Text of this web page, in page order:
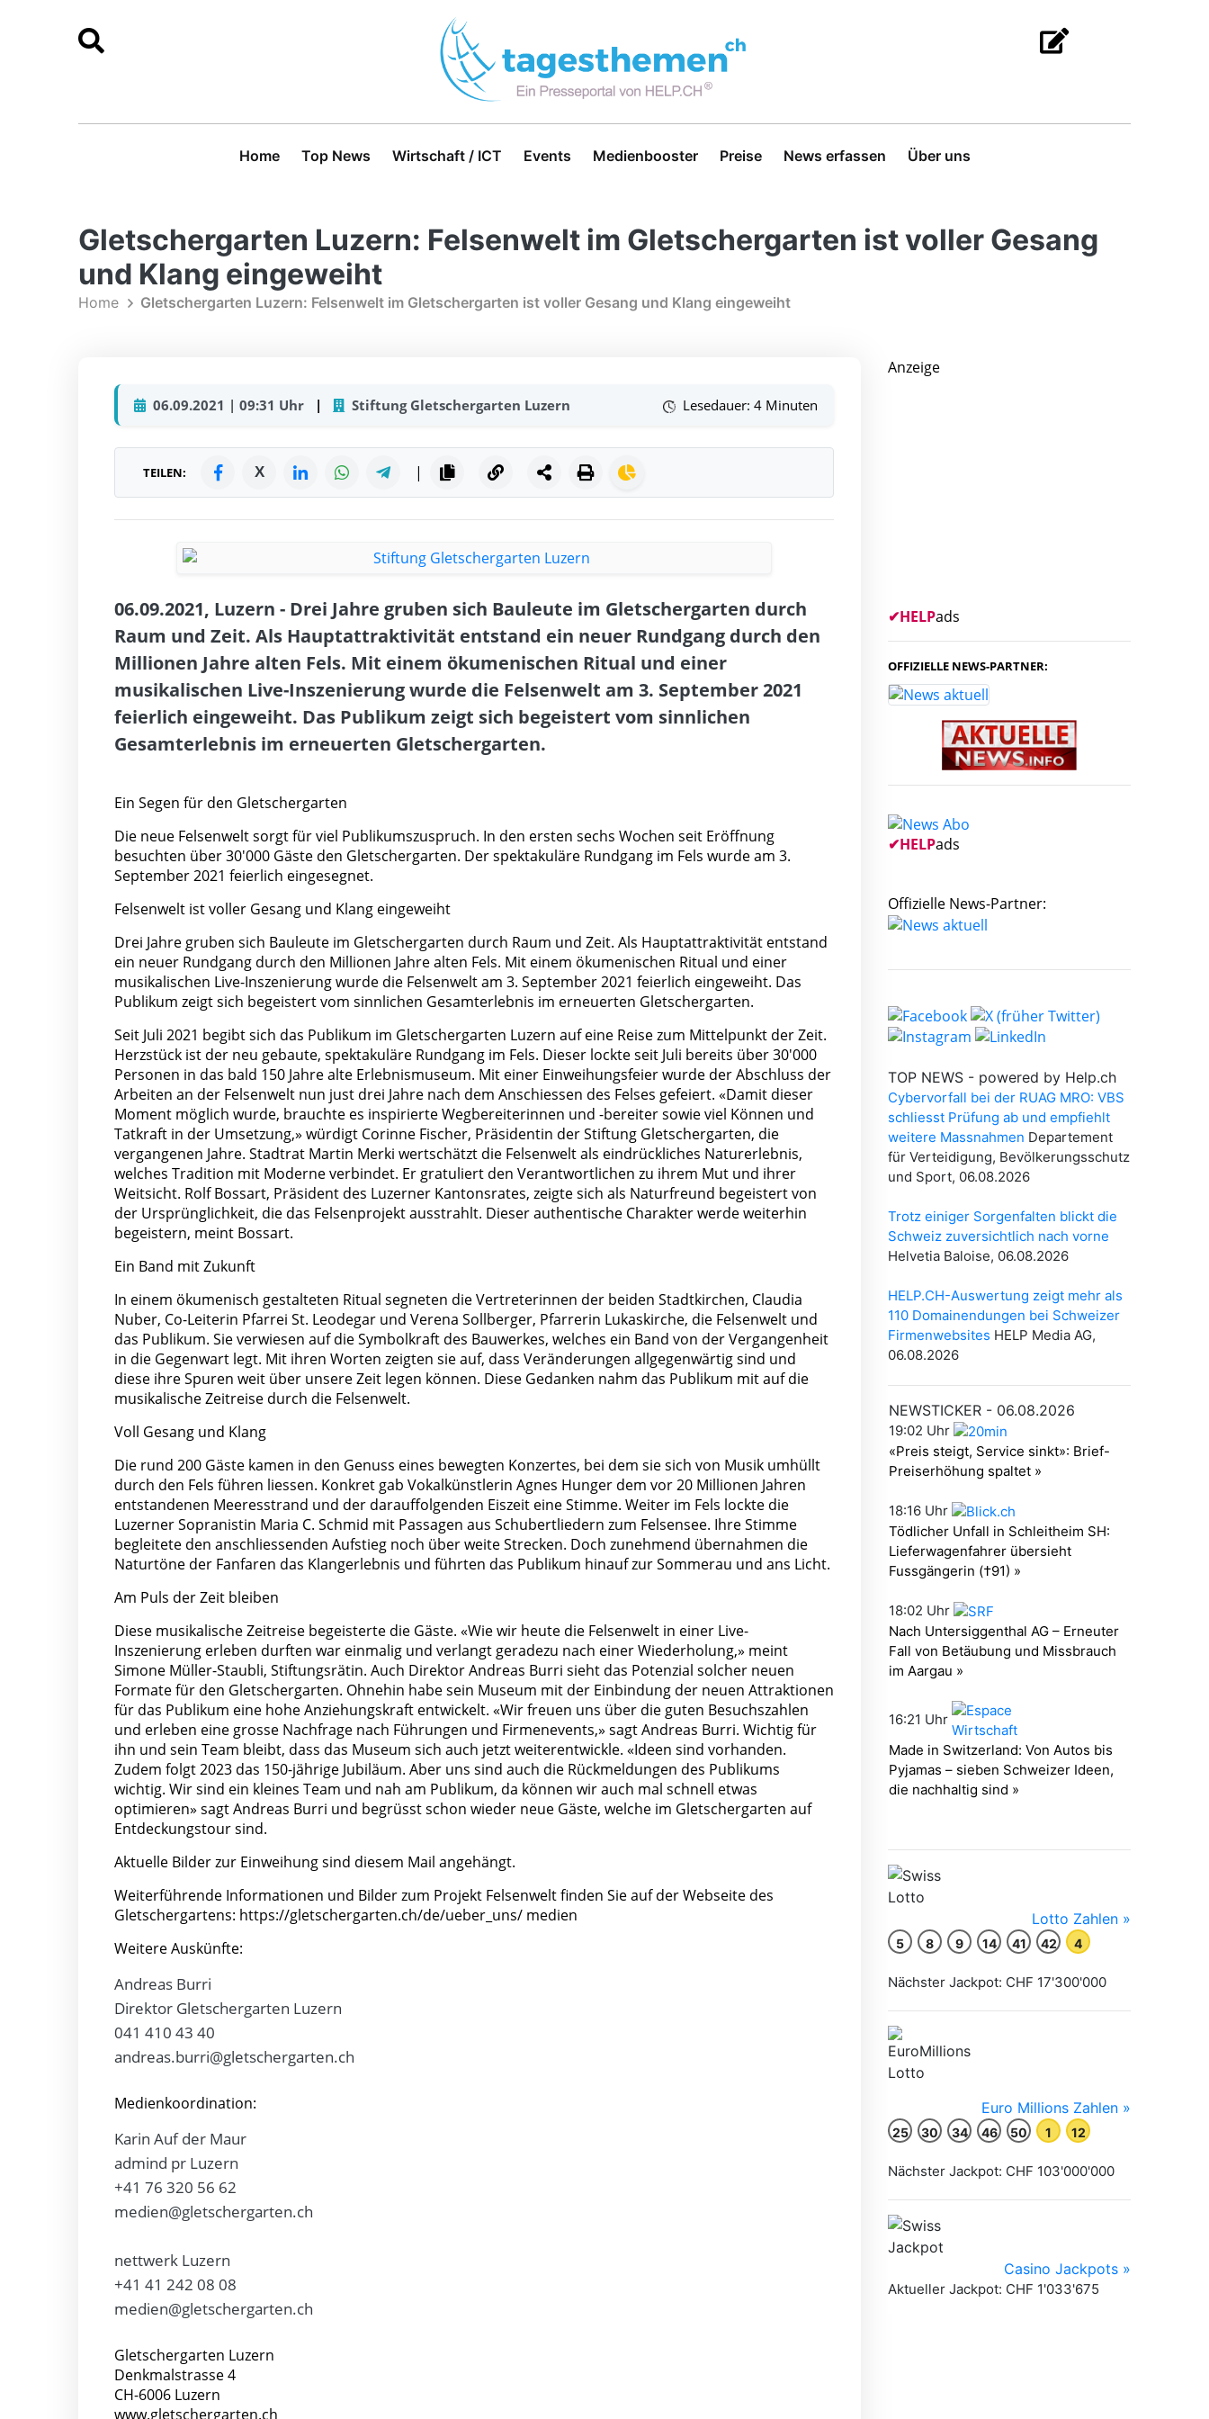
Home Top News Wirtschaft / ICT Events Medienbooster Preise News erfassen Über uns
Gletschergarten Luzern: Felsenwelt im Gletschergarten ist voller Gesang
und Klang eingeweiht
Home Gletschergarten Luzern: Felsenwelt im Gletschergarten ist voller Gesang und Klang eingeweiht
06.09.2021 | 09:31 Uhr | Stiftung Gletschergarten Luzern Lesedauer: 4 Minuten
TEILEN: X |
06.09.2021, Luzern - Drei Jahre gruben sich Bauleute im Gletschergarten durch
Raum und Zeit. Als Hauptattraktivität entstand ein neuer Rundgang durch den
Millionen Jahre alten Fels. Mit einem ökumenischen Ritual und einer
musikalischen Live-Inszenierung wurde die Felsenwelt am 3. September 2021
feierlich eingeweiht. Das Publikum zeigt sich begeistert vom sinnlichen
Gesamterlebnis im erneuerten Gletschergarten.
Ein Segen für den Gletschergarten
Die neue Felsenwelt sorgt für viel Publikumszuspruch. In den ersten sechs Wochen seit Eröffnung
besuchten über 30'000 Gäste den Gletschergarten. Der spektakuläre Rundgang im Fels wurde am 3.
September 2021 feierlich eingesegnet.
Felsenwelt ist voller Gesang und Klang eingeweiht
Drei Jahre gruben sich Bauleute im Gletschergarten durch Raum und Zeit. Als Hauptattraktivität entstand
ein neuer Rundgang durch den Millionen Jahre alten Fels. Mit einem ökumenischen Ritual und einer
musikalischen Live-Inszenierung wurde die Felsenwelt am 3. September 2021 feierlich eingeweiht. Das
Publikum zeigt sich begeistert vom sinnlichen Gesamterlebnis im erneuerten Gletschergarten.
Seit Juli 2021 begibt sich das Publikum im Gletschergarten Luzern auf eine Reise zum Mittelpunkt der Zeit.
Herzstück ist der neu gebaute, spektakuläre Rundgang im Fels. Dieser lockte seit Juli bereits über 30'000
Personen in das bald 150 Jahre alte Erlebnismuseum. Mit einer Einweihungsfeier wurde der Abschluss der
Arbeiten an der Felsenwelt nun just drei Jahre nach dem Anschiessen des Felses gefeiert. «Damit dieser
Moment möglich wurde, brauchte es inspirierte Wegbereiterinnen und -bereiter sowie viel Können und
Tatkraft in der Umsetzung,» würdigt Corinne Fischer, Präsidentin der Stiftung Gletschergarten, die
vergangenen Jahre. Stadtrat Martin Merki wertschätzt die Felsenwelt als eindrückliches Naturerlebnis,
welches Tradition mit Moderne verbindet. Er gratuliert den Verantwortlichen zu ihrem Mut und ihrer
Weitsicht. Rolf Bossart, Präsident des Luzerner Kantonsrates, zeigte sich als Naturfreund begeistert von
der Ursprünglichkeit, die das Felsenprojekt ausstrahlt. Dieser authentische Charakter werde weiterhin
begeistern, meint Bossart.
Ein Band mit Zukunft
In einem ökumenisch gestalteten Ritual segneten die Vertreterinnen der beiden Stadtkirchen, Claudia
Nuber, Co-Leiterin Pfarrei St. Leodegar und Verena Sollberger, Pfarrerin Lukaskirche, die Felsenwelt und
das Publikum. Sie verwiesen auf die Symbolkraft des Bauwerkes, welches ein Band von der Vergangenheit
in die Gegenwart legt. Mit ihren Worten zeigten sie auf, dass Veränderungen allgegenwärtig sind und
diese ihre Spuren weit über unsere Zeit legen können. Diese Gedanken nahm das Publikum mit auf die
musikalische Zeitreise durch die Felsenwelt.
Voll Gesang und Klang
Die rund 200 Gäste kamen in den Genuss eines bewegten Konzertes, bei dem sie sich von Musik umhüllt
durch den Fels führen liessen. Konkret gab Vokalkünstlerin Agnes Hunger dem vor 20 Millionen Jahren
entstandenen Meeresstrand und der darauffolgenden Eiszeit eine Stimme. Weiter im Fels lockte die
Luzerner Sopranistin Maria C. Schmid mit Passagen aus Schubertliedern zum Felsensee. Ihre Stimme
begleitete den anschliessenden Aufstieg noch über weite Strecken. Doch zunehmend übernahmen die
Naturtöne der Fanfaren das Klangerlebnis und führten das Publikum hinauf zur Sommerau und ans Licht.
Am Puls der Zeit bleiben
Diese musikalische Zeitreise begeisterte die Gäste. «Wie wir heute die Felsenwelt in einer Live-
Inszenierung erleben durften war einmalig und verlangt geradezu nach einer Wiederholung,» meint
Simone Müller-Staubli, Stiftungsrätin. Auch Direktor Andreas Burri sieht das Potenzial solcher neuen
Formate für den Gletschergarten. Ohnehin habe sein Museum mit der Einbindung der neuen Attraktionen
für das Publikum eine hohe Anziehungskraft entwickelt. «Wir freuen uns über die guten Besuchszahlen
und erleben eine grosse Nachfrage nach Führungen und Firmenevents,» sagt Andreas Burri. Wichtig für
ihn und sein Team bleibt, dass das Museum sich auch jetzt weiterentwickle. «Ideen sind vorhanden.
Zudem folgt 2023 das 150-jährige Jubiläum. Aber uns sind auch die Rückmeldungen des Publikums
wichtig. Wir sind ein kleines Team und nah am Publikum, da können wir auch mal schnell etwas
optimieren» sagt Andreas Burri und begrüsst schon wieder neue Gäste, welche im Gletschergarten auf
Entdeckungstour sind.
Aktuelle Bilder zur Einweihung sind diesem Mail angehängt.
Weiterführende Informationen und Bilder zum Projekt Felsenwelt finden Sie auf der Webseite des
Gletschergartens: https://gletschergarten.ch/de/ueber_uns/ medien
Weitere Auskünfte:
Andreas Burri
Direktor Gletschergarten Luzern
041 410 43 40
andreas.burri@gletschergarten.ch
Medienkoordination:
Karin Auf der Maur
admind pr Luzern
+41 76 320 56 62
medien@gletschergarten.ch
nettwerk Luzern
+41 41 242 08 08
medien@gletschergarten.ch
Gletschergarten Luzern
Denkmalstrasse 4
CH-6006 Luzern
www.gletschergarten.ch
Anzeige
✔HELPads
OFFIZIELLE NEWS-PARTNER:
✔HELPads
Offizielle News-Partner: